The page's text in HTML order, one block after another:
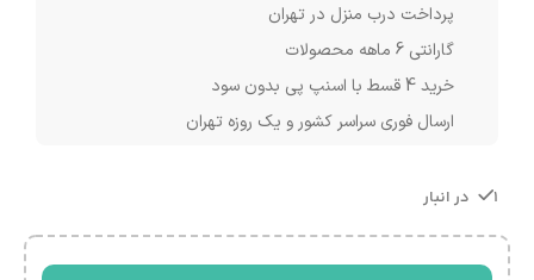
پرداخت درب منزل در تهران
گارانتی 6 ماهه محصولات
خرید 4 قسط با اسنپ پی بدون سود
ارسال فوری سراسر کشور و یک روزه تهران
1 در انبار